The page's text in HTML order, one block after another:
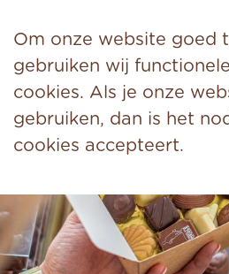
Om onze website goed
gebruiken wij
cookies. Als je onze
gebruiken, dan is het
cookies accepteert.